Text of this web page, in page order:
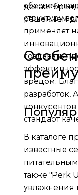
делает
решением
структуру
применяет
создавать
вредом.
разработок,
стандарт
В каталоге
известные
также "Perk
увлажнения